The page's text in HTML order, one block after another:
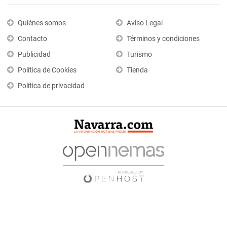
Quiénes somos
Contacto
Publicidad
Política de Cookies
Política de privacidad
Aviso Legal
Términos y condiciones
Turismo
Tienda